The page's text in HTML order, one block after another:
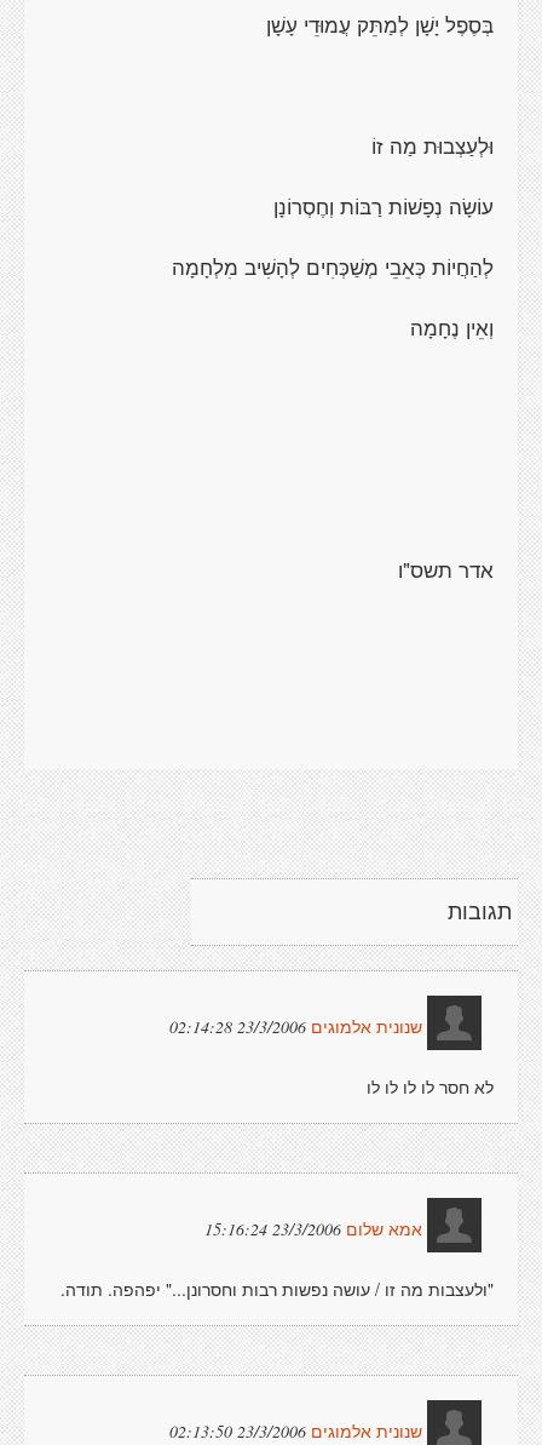
בְּסֶפֶל יָשָׁן לְמַתֵּק עֲמוּדֵי עָשָׁן
וּלְעַצְבוּת מַה זוֹ
עוֹשָׂה נְפָשׁוֹת רַבּוֹת וְחֶסְרוֹנָן
לְהַחֲיוֹת כְּאֵבֵי מְשַׁכְּחִים לְהָשִׁיב מִלְחָמָה
וְאֵין נֶחָמָה
אדר תשס"ו
תגובות
שנונית אלמוגים 23/3/2006 02:14:28
לא חסר לו לו לו לו
אמא שלום 23/3/2006 15:16:24
"ולעצבות מה זו / עושה נפשות רבות וחסרונן..." יפהפה. תודה.
שנונית אלמוגים 23/3/2006 02:13:50